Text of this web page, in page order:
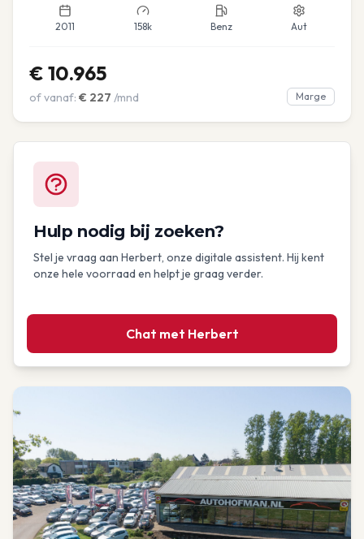
2011 158k Benz Aut
€ 10.965
of vanaf: € 227 /mnd Marge
Hulp nodig bij zoeken?
Stel je vraag aan Herbert, onze digitale assistent. Hij kent
onze hele voorraad en helpt je graag verder.
Chat met Herbert